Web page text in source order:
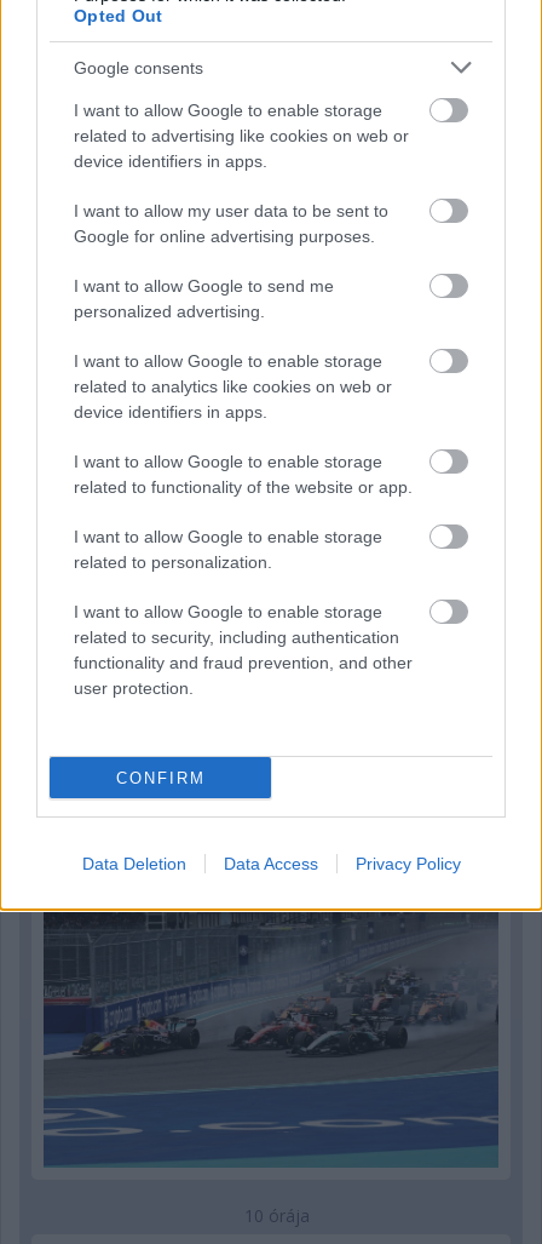
Opted Out
Google consents
I want to allow Google to enable storage
related to advertising like cookies on web or
device identifiers in apps.
I want to allow my user data to be sent to
Google for online advertising purposes.
I want to allow Google to send me
personalized advertising.
I want to allow Google to enable storage
related to analytics like cookies on web or
device identifiers in apps.
I want to allow Google to enable storage
related to functionality of the website or app.
I want to allow Google to enable storage
related to personalization.
I want to allow Google to enable storage
related to security, including authentication
functionality and fraud prevention, and other
user protection.
CONFIRM
Data Deletion Data Access Privacy Policy
3 órája
Sajtó: Az Aston Martintól érkezik Lambiase utódja a Red
Bullhoz?
7 órája
Óriási bevétel-visszaesést könyvelhetett el az F1 a
10 órája